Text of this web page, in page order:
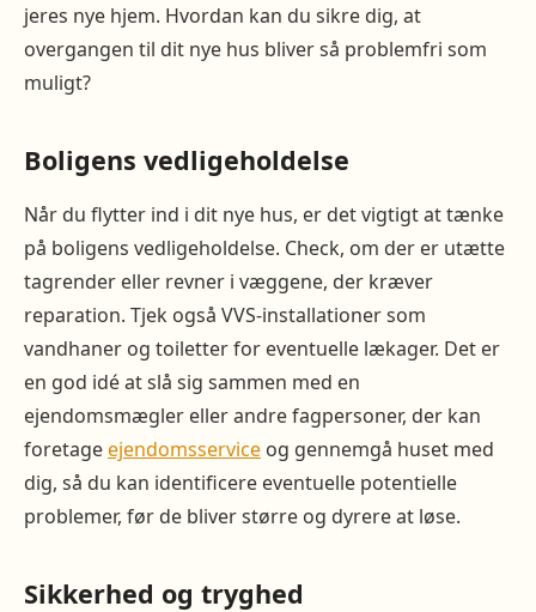
jeres nye hjem. Hvordan kan du sikre dig, at
overgangen til dit nye hus bliver så problemfri som
muligt?
Boligens vedligeholdelse
Når du flytter ind i dit nye hus, er det vigtigt at tænke
på boligens vedligeholdelse. Check, om der er utætte
tagrender eller revner i væggene, der kræver
reparation. Tjek også VVS-installationer som
vandhaner og toiletter for eventuelle lækager. Det er
en god idé at slå sig sammen med en
ejendomsmægler eller andre fagpersoner, der kan
foretageejendomsservice og gennemgå huset med
dig, så du kan identificere eventuelle potentielle
problemer, før de bliver større og dyrere at løse.
Sikkerhed og tryghed